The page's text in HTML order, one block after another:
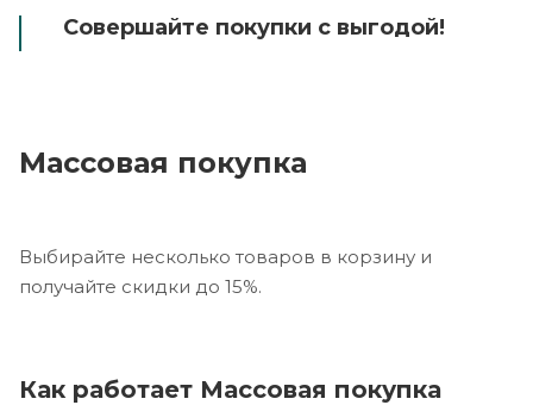
Совершайте покупки с выгодой!
Массовая покупка
Выбирайте несколько товаров в корзину и
получайте скидки до 15%.
Как работает Массовая покупка